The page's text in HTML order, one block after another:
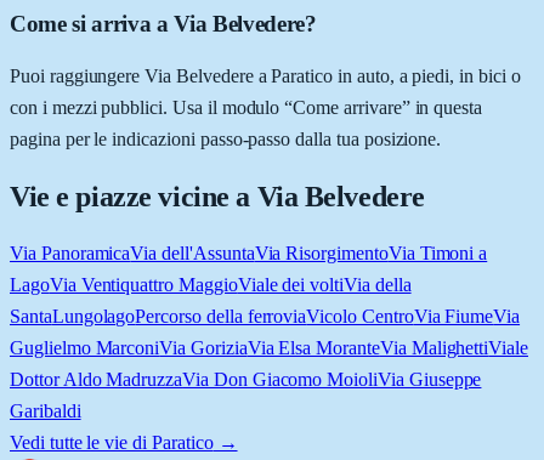
Come si arriva a Via Belvedere?
Puoi raggiungere Via Belvedere a Paratico in auto, a piedi, in bici o
con i mezzi pubblici. Usa il modulo “Come arrivare” in questa
pagina per le indicazioni passo-passo dalla tua posizione.
Vie e piazze vicine a Via Belvedere
Via PanoramicaVia dell'AssuntaVia RisorgimentoVia Timoni a
LagoVia Ventiquattro MaggioViale dei voltiVia della
SantaLungolagoPercorso della ferroviaVicolo CentroVia FiumeVia
Guglielmo MarconiVia GoriziaVia Elsa MoranteVia MalighettiViale
Dottor Aldo MadruzzaVia Don Giacomo MoioliVia Giuseppe
Garibaldi
Vedi tutte le vie di Paratico→